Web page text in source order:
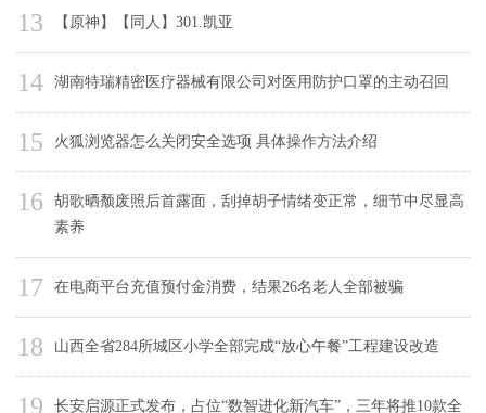
13 【原神】【同人】301.凯亚
14 湖南特瑞精密医疗器械有限公司对医用防护口罩的主动召回
15 火狐浏览器怎么关闭安全选项 具体操作方法介绍
16
胡歌晒颓废照后首露面，刮掉胡子情绪变正常，细节中尽显高
素养
17 在电商平台充值预付金消费，结果26名老人全部被骗
18 山西全省284所城区小学全部完成“放心午餐”工程建设改造
19 长安启源正式发布，占位“数智进化新汽车”，三年将推10款全